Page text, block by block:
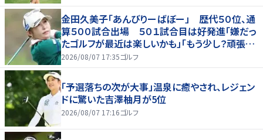
金田久美子「あんびりーばぼー」 歴代５０位、通
算５００試合出場 ５０１試合目は好発進「嫌だっ
たゴルフが最近は楽しいかも」「もう少し？頑張り
たいな」
2026/08/07 17:35ゴルフ
「予選落ちの次が大事」温泉に癒やされ、レジェン
ドに驚いた吉澤柚月が5位
2026/08/07 17:16ゴルフ